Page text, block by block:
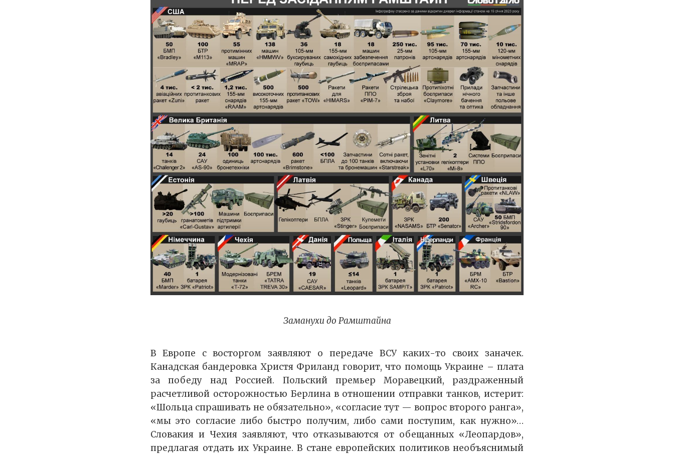
Заманухи до Рамштайна
В Европе с восторгом заявляют о передаче ВСУ каких-то своих заначек.
Канадская бандеровка Христя Фриланд говорит, что помощь Украине – плата
за победу над Россией. Польский премьер Моравецкий, раздраженный
расчетливой осторожностью Берлина в отношении отправки танков, истерит:
«Шольца спрашивать не обязательно», «согласие тут — вопрос второго ранга»,
«мы это согласие либо быстро получим, либо сами поступим, как нужно»…
Словакия и Чехия заявляют, что отказываются от обещанных «Леопардов»,
предлагая отдать их Украине. В стане европейских политиков необъяснимый